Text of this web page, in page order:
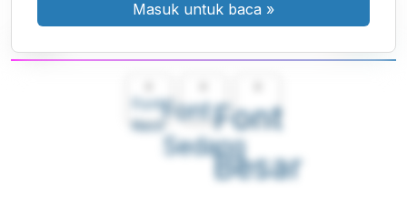
Font
Kecil
Font
Sedang
Font
Besar
Masuk untuk baca »